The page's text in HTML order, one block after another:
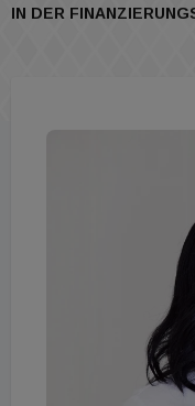
IN DER